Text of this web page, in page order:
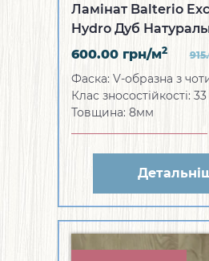
Ламінат Balterio
Hydro Дуб
600.00 грн/м2
Фаска: V-образна з
Клас зносостійкості: 33
Товщина: 8мм